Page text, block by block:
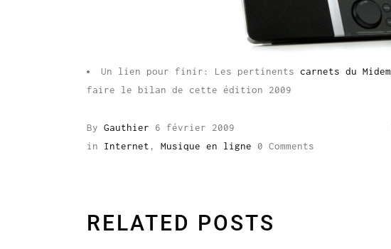
Un lien pour finir: Les pertinents carnets du Midem
faire le bilan de cette édition 2009
By Gauthier
6 février 2009
in Internet , Musique en ligne 0 Comments
RELATED POSTS